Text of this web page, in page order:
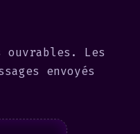
ouvrables. Les
envoyés